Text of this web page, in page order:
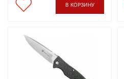
В КОРЗИНУ